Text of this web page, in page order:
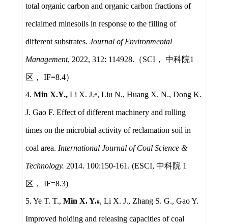
total organic carbon and organic carbon fractions of
reclaimed minesoils in response to the filling of
different substrates. Journal of Environmental
Management, 2022, 312: 114928. （SCI， 中科院1
区， IF=8.4）
4. Min X.Y., Li X. J.#, Liu N., Huang X. N., Dong K.
J. Gao F. Effect of different machinery and rolling
times on the microbial activity of reclamation soil in
coal area. International Journal of Coal Science &
Technology. 2014. 100:150-161. (ESCI, 中科院 1
区， IF=8.3)
5. Ye T. T., Min X. Y.#, Li X. J., Zhang S. G., Gao Y.
Improved holding and releasing capacities of coal